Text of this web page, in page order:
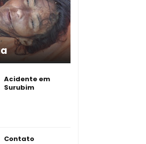
Acidente em
Surubim
Contato